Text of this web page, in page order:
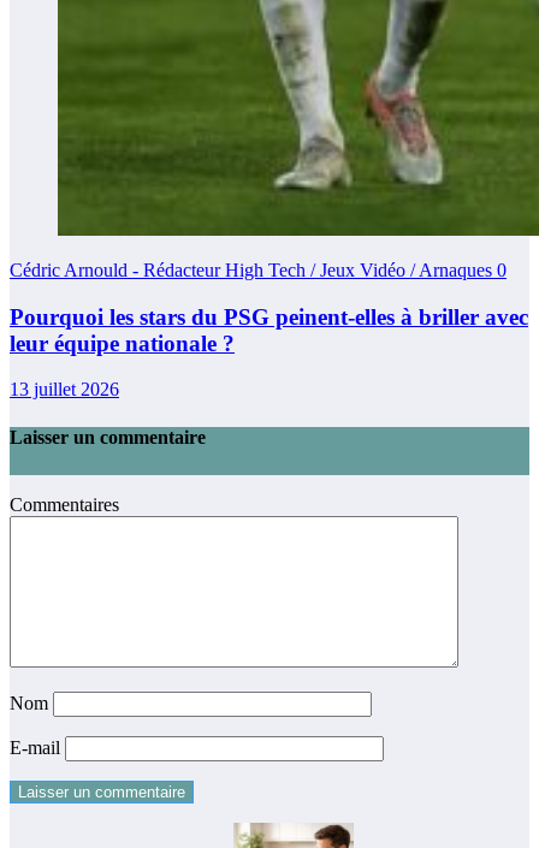
Cédric Arnould - Rédacteur High Tech / Jeux Vidéo / Arnaques 0
Pourquoi les stars du PSG peinent-elles à briller avec
leur équipe nationale ?
13 juillet 2026
Laisser un commentaire
Commentaires
Nom
E-mail